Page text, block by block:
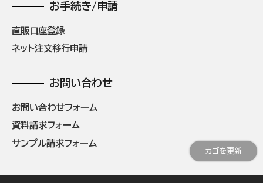
カゴを更新
お手続き/申請
直販口座登録
ネット注文移行申請
お問い合わせ
お問い合わせフォーム
資料請求フォーム
サンプル請求フォーム